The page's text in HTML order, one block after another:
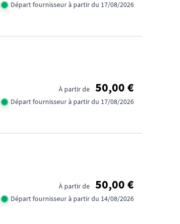
Départ fournisseur à partir du 17/08/2026
À partir de 50,00 €
Départ fournisseur à partir du 17/08/2026
À partir de 50,00 €
Départ fournisseur à partir du 14/08/2026